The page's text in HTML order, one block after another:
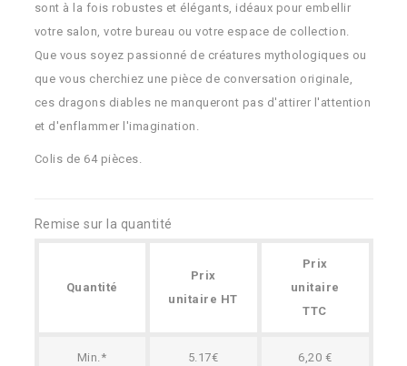
sont à la fois robustes et élégants, idéaux pour embellir
votre salon, votre bureau ou votre espace de collection.
Que vous soyez passionné de créatures mythologiques ou
que vous cherchiez une pièce de conversation originale,
ces dragons diables ne manqueront pas d'attirer l'attention
et d'enflammer l'imagination.
Colis de 64 pièces.
Remise sur la quantité
Quantité
Prix
unitaire HT
Prix
unitaire
TTC
Min.* 5.17€ 6,20 €